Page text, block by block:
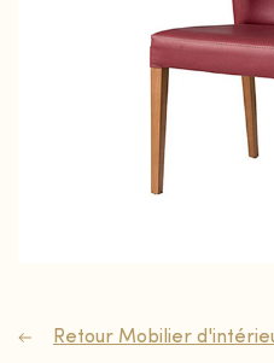
Retour Mobilier